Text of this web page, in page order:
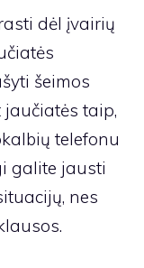
dėl įvairių
šeimos
taip,
telefonu
galite jausti
nes